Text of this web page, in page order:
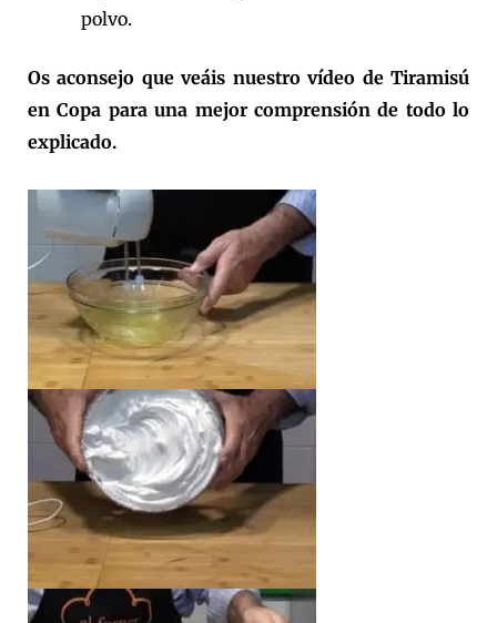
polvo.
Os aconsejo que veáis nuestro vídeo de Tiramisú
en Copa para una mejor comprensión de todo lo
explicado.